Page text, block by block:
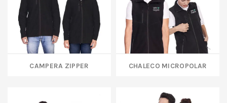
CAMPERA ZIPPER CHALECO MICROPOLAR